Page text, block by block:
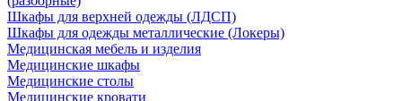
Шкафы для верхней одежды (ЛДСП)
Шкафы для одежды металлические (Локеры)
Медицинская мебель и изделия
Медицинские шкафы
Медицинские столы
Медицинские кровати